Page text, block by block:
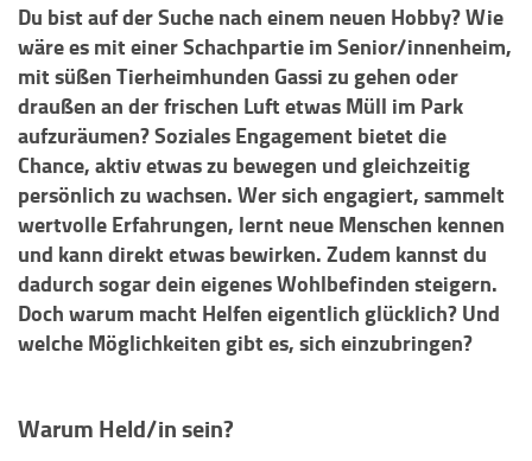
Du bist auf der Suche nach einem neuen Hobby? Wie
wäre es mit einer Schachpartie im Senior/innenheim,
mit süßen Tierheimhunden Gassi zu gehen oder
draußen an der frischen Luft etwas Müll im Park
aufzuräumen? Soziales Engagement bietet die
Chance, aktiv etwas zu bewegen und gleichzeitig
persönlich zu wachsen. Wer sich engagiert, sammelt
wertvolle Erfahrungen, lernt neue Menschen kennen
und kann direkt etwas bewirken. Zudem kannst du
dadurch sogar dein eigenes Wohlbefinden steigern.
Doch warum macht Helfen eigentlich glücklich? Und
welche Möglichkeiten gibt es, sich einzubringen?
Warum Held/in sein?